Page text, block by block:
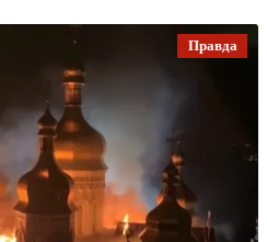
Правда